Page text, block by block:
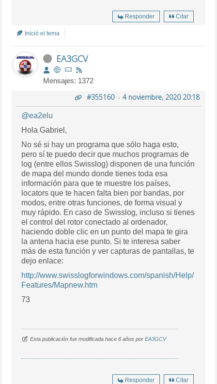
Responder Citar
Inició el tema
EA3GCV
Mensajes: 1372
#355160- 4 noviembre, 2020 20:18
@ea2elu
Hola Gabriel,
No sé si hay un programa que sólo haga esto,
pero sí te puedo decir que muchos programas de
log (entre ellos Swisslog) disponen de una función
de mapa del mundo donde tienes toda esa
información para que te muestre los países,
locators que te hacen falta bien por bandas, por
modos, entre otras funciones, de forma visual y
muy rápido. En caso de Swisslog, incluso si tienes
el control del rotor conectado al ordenador,
haciendo doble clic en un punto del mapa te gira
la antena hacia ese punto. Si te interesa saber
más de esta función y ver capturas de pantallas, te
dejo enlace:
http://www.swisslogforwindows.com/spanish/Help/
Features/Mapnew.htm
73
Esta publicación fue modificada hace 6 años porEA3GCV
Responder Citar